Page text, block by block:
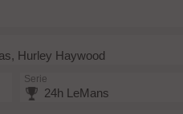
Hurley Haywood
Serie
24h LeMans